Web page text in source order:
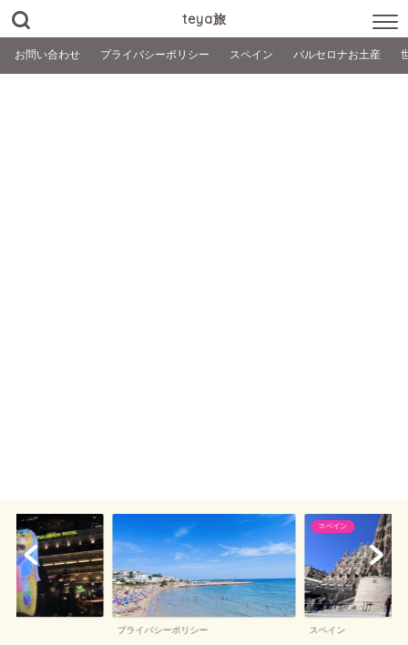
teya旅
お問い合わせ プライバシーポリシー スペイン バルセロナお土産
プライバシーポリシー
スペイン
スペイン